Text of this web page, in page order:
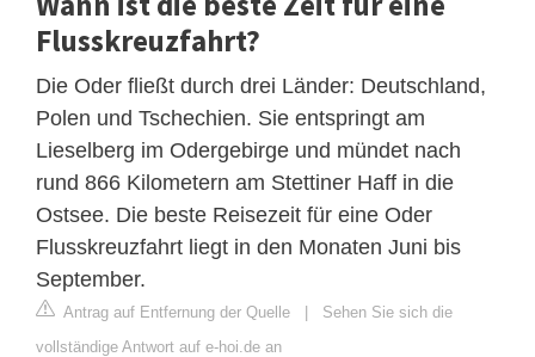
Flusskreuzfahrt?
Die Oder fließt durch drei Länder: Deutschland,
Polen und Tschechien. Sie entspringt am
Lieselberg im Odergebirge und mündet nach
rund 866 Kilometern am Stettiner Haff in die
Ostsee. Die beste Reisezeit für eine Oder
Flusskreuzfahrt liegt in den Monaten Juni bis
September.
Antrag auf Entfernung der Quelle | Sehen Sie sich die
vollständige Antwort auf e-hoi.de an